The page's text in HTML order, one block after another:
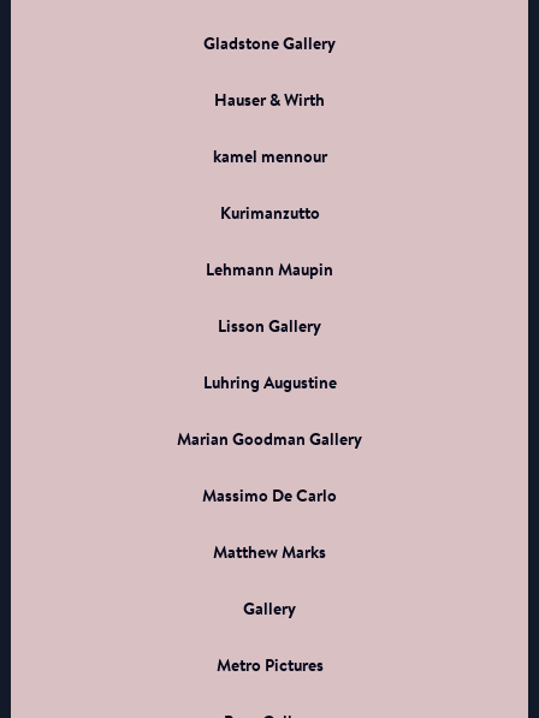
Gladstone Gallery
Hauser & Wirth
kamel mennour
Kurimanzutto
Lehmann Maupin
Lisson Gallery
Luhring Augustine
Marian Goodman Gallery
Massimo De Carlo
Matthew Marks
Gallery
Metro Pictures